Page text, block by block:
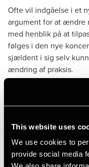
This website uses
We use cookies to
provide social media
Ofte vil indgåelse i et
argument for at ændre
med henblik på at
følges i den nye
sjældent i sig selv
ændring af praksis.
Af ofte forekomne